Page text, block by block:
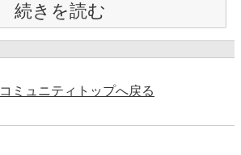
続きを読む
コミュニティトップへ戻る